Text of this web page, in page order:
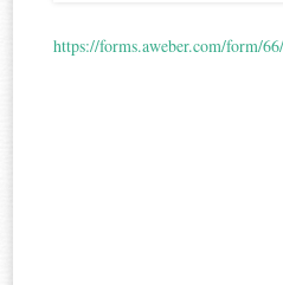
https://forms.aweber.com/form/